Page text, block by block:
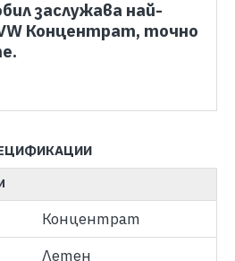
заслужава най-
Концентрат, точно
Концентрат
Летен